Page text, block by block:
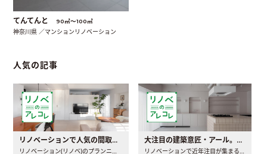
てんてんと 90㎡〜100㎡
神奈川県 ／マンションリノベーション
人気の記事
リノベーションで人気の間取りとは？トレンドの間取りと実例を徹底解説 大注目の建築意匠・アール。人気の理由と空間に取り入れるポイント